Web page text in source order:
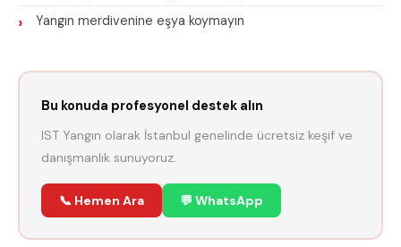
Yangın merdivenine eşya koymayın
Bu konuda profesyonel destek alın
IST Yangın olarak İstanbul genelinde ücretsiz keşif ve
danışmanlık sunuyoruz.
📞 Hemen Ara 💬 WhatsApp